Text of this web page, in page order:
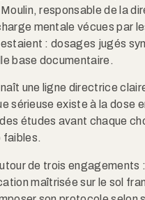
responsable de la
mentale vécues par
: dosages jugés
base documentaire.
une ligne directrice
sérieuse existe à la dose
études avant chaque
faibles.
de trois engagements
maîtrisée sur le sol